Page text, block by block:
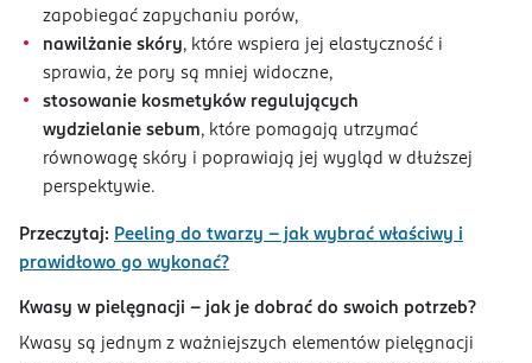
zapobiegać zapychaniu porów,
nawilżanie skóry, które wspiera jej elastyczność i
sprawia, że pory są mniej widoczne,
stosowanie kosmetyków regulujących
wydzielanie sebum, które pomagają utrzymać
równowagę skóry i poprawiają jej wygląd w dłuższej
perspektywie.
Przeczytaj: Peeling do twarzy – jak wybrać właściwy i
prawidłowo go wykonać?
Kwasy w pielęgnacji – jak je dobrać do swoich potrzeb?
Kwasy są jednym z ważniejszych elementów pielęgnacji